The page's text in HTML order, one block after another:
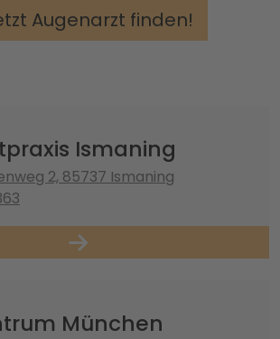
Augenarzt finden!
Ismaning
2, 85737 Ismaning
München